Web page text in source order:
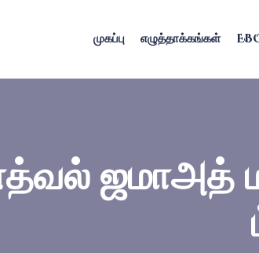
முகப்பு எழுத்தாக்கங்கள்
ஜமாஅத்